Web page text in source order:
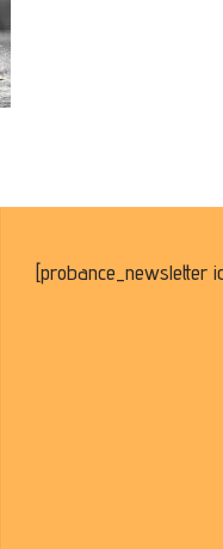
[probance_newsletter